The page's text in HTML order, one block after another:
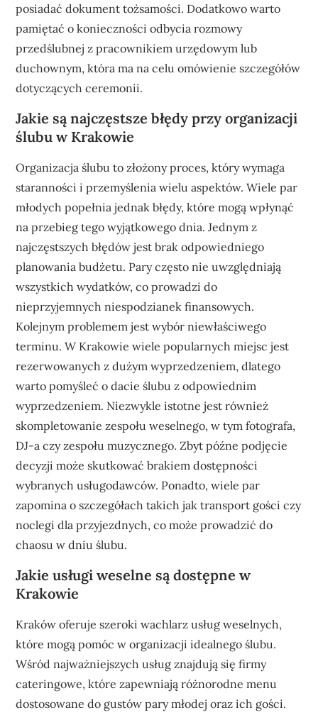
posiadać dokument tożsamości. Dodatkowo warto
pamiętać o konieczności odbycia rozmowy
przedślubnej z pracownikiem urzędowym lub
duchownym, która ma na celu omówienie szczegółów
dotyczących ceremonii.
Jakie są najczęstsze błędy przy organizacji
ślubu w Krakowie
Organizacja ślubu to złożony proces, który wymaga
staranności i przemyślenia wielu aspektów. Wiele par
młodych popełnia jednak błędy, które mogą wpłynąć
na przebieg tego wyjątkowego dnia. Jednym z
najczęstszych błędów jest brak odpowiedniego
planowania budżetu. Pary często nie uwzględniają
wszystkich wydatków, co prowadzi do
nieprzyjemnych niespodzianek finansowych.
Kolejnym problemem jest wybór niewłaściwego
terminu. W Krakowie wiele popularnych miejsc jest
rezerwowanych z dużym wyprzedzeniem, dlatego
warto pomyśleć o dacie ślubu z odpowiednim
wyprzedzeniem. Niezwykle istotne jest również
skompletowanie zespołu weselnego, w tym fotografa,
DJ-a czy zespołu muzycznego. Zbyt późne podjęcie
decyzji może skutkować brakiem dostępności
wybranych usługodawców. Ponadto, wiele par
zapomina o szczegółach takich jak transport gości czy
noclegi dla przyjezdnych, co może prowadzić do
chaosu w dniu ślubu.
Jakie usługi weselne są dostępne w
Krakowie
Kraków oferuje szeroki wachlarz usług weselnych,
które mogą pomóc w organizacji idealnego ślubu.
Wśród najważniejszych usług znajdują się firmy
cateringowe, które zapewniają różnorodne menu
dostosowane do gustów pary młodej oraz ich gości.